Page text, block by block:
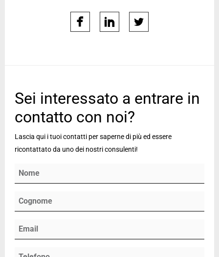
facebooklinkedin
Sei interessato a entrare in
contatto con noi?
Lascia qui i tuoi contatti per saperne di più ed essere
ricontattato da uno dei nostri consulenti!